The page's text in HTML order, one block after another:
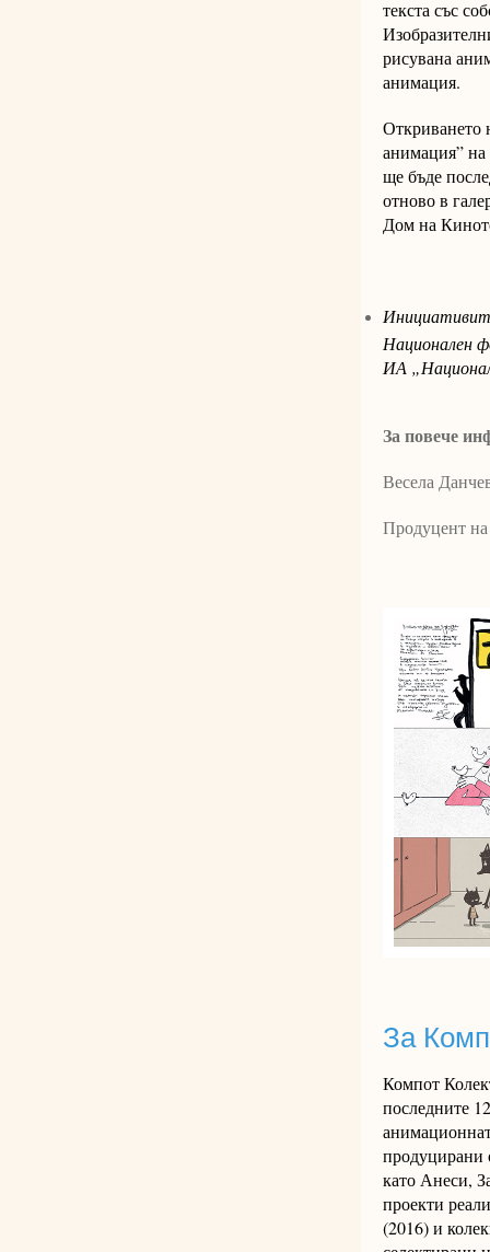
текста със
рисувана
анимация.
Откриването
анимация” на
ще бъде
отново в
Дом на
Национален
ИА
За повече
Весела
Продуцент
За
Компот
последните
продуцирани
като Анеси,
проекти
(2016) и